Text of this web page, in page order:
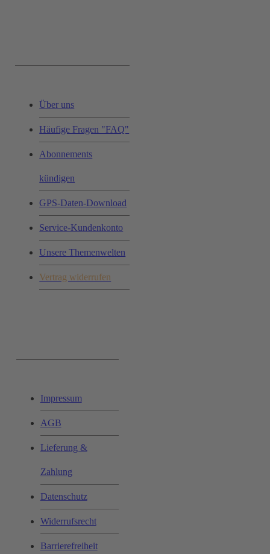
Über uns
Häufige Fragen "FAQ"
Abonnements
kündigen
GPS-Daten-Download
Service-Kundenkonto
Unsere Themenwelten
Vertrag widerrufen
Impressum
AGB
Lieferung &
Zahlung
Datenschutz
Widerrufsrecht
Barrierefreiheit